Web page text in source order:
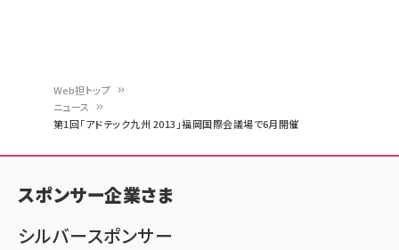
ン
く
ず
Web担トップ
ニュース
第1回「アドテック九州 2013」福岡国際会議場で6月開催
スポンサー企業さま
シルバースポンサー